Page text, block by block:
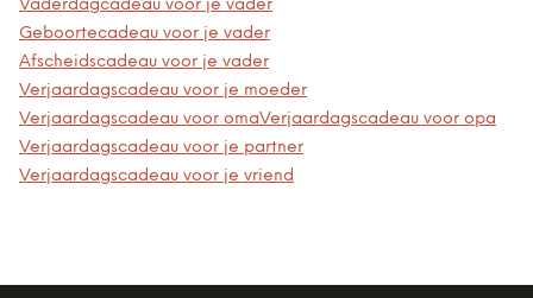
Vaderdagcadeau voor je vader
Geboortecadeau voor je vader
Afscheidscadeau voor je vader
Verjaardagscadeau voor je moeder
Verjaardagscadeau voor omaVerjaardagscadeau voor opa
Verjaardagscadeau voor je partner
Verjaardagscadeau voor je vriend